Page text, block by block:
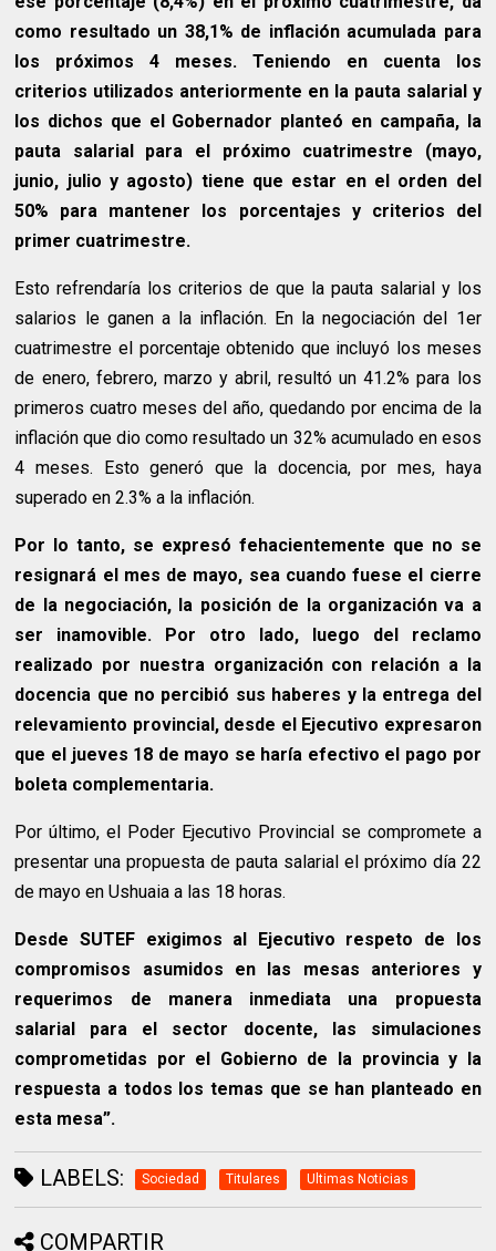
como resultado un 38,1% de inflación acumulada para
los próximos 4 meses. Teniendo en cuenta los
criterios utilizados anteriormente en la pauta salarial y
los dichos que el Gobernador planteó en campaña, la
pauta salarial para el próximo cuatrimestre (mayo,
junio, julio y agosto) tiene que estar en el orden del
50% para mantener los porcentajes y criterios del
primer cuatrimestre.
Esto refrendaría los criterios de que la pauta salarial y los
salarios le ganen a la inflación. En la negociación del 1er
cuatrimestre el porcentaje obtenido que incluyó los meses
de enero, febrero, marzo y abril, resultó un 41.2% para los
primeros cuatro meses del año, quedando por encima de la
inflación que dio como resultado un 32% acumulado en esos
4 meses. Esto generó que la docencia, por mes, haya
superado en 2.3% a la inflación.
Por lo tanto, se expresó fehacientemente que no se
resignará el mes de mayo, sea cuando fuese el cierre
de la negociación, la posición de la organización va a
ser inamovible. Por otro lado, luego del reclamo
realizado por nuestra organización con relación a la
docencia que no percibió sus haberes y la entrega del
relevamiento provincial, desde el Ejecutivo expresaron
que el jueves 18 de mayo se haría efectivo el pago por
boleta complementaria.
Por último, el Poder Ejecutivo Provincial se compromete a
presentar una propuesta de pauta salarial el próximo día 22
de mayo en Ushuaia a las 18 horas.
Desde SUTEF exigimos al Ejecutivo respeto de los
compromisos asumidos en las mesas anteriores y
requerimos de manera inmediata una propuesta
salarial para el sector docente, las simulaciones
comprometidas por el Gobierno de la provincia y la
respuesta a todos los temas que se han planteado en
esta mesa”.
LABELS: Sociedad Titulares Ultimas Noticias
COMPARTIR